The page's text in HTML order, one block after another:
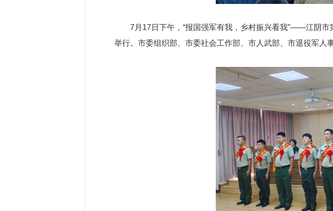
7月17日下午，“报国强军有我，乡村振兴看我”——江阴市
举行。市委组织部、市委社会工作部、市人武部、市退役军人